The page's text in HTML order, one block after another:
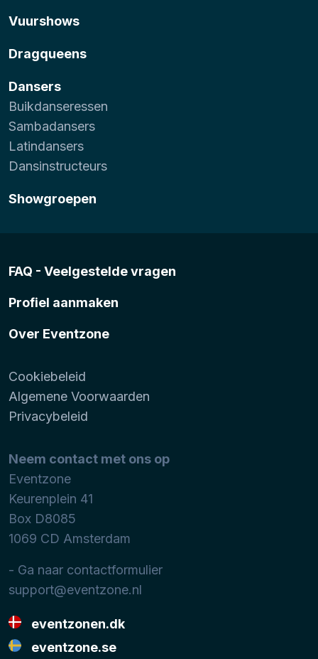
Vuurshows
Dragqueens
Dansers
Buikdanseressen
Sambadansers
Latindansers
Dansinstructeurs
Showgroepen
FAQ - Veelgestelde vragen
Profiel aanmaken
Over Eventzone
Cookiebeleid
Algemene Voorwaarden
Privacybeleid
Neem contact met ons op
Eventzone
Keurenplein 41
Box D8085
1069 CD Amsterdam
- Ga naar contactformulier
support@eventzone.nl
eventzonen.dk
eventzone.se